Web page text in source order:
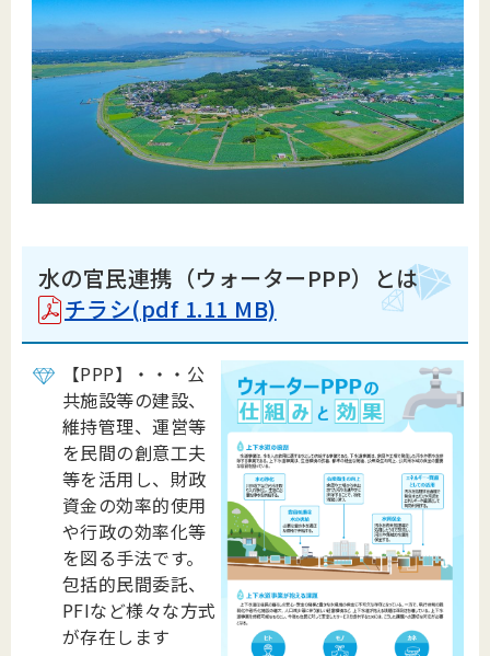
水の官民連携（ウォーターPPP）とは
チラシ(pdf 1.11 MB)
【PPP】・・・公
共施設等の建設、
維持管理、運営等
を民間の創意工夫
等を活用し、財政
資金の効率的使用
や行政の効率化等
を図る手法です。
包括的民間委託、
PFIなど様々な方式
が存在します